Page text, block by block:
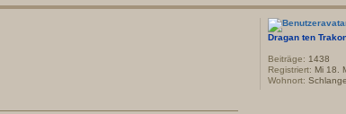
Dragan ten
Beiträge: 1438
Registriert: Mi 18.
Wohnort: